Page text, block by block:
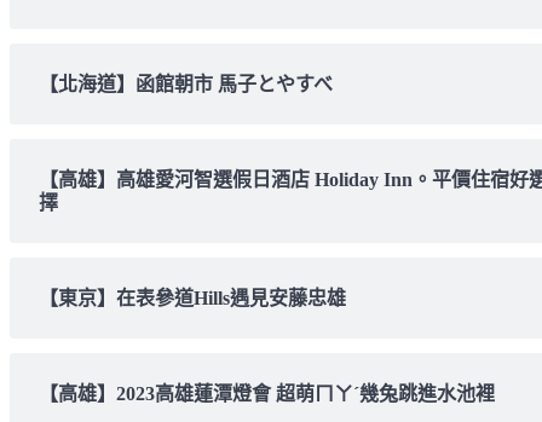
【北海道】函館朝市 馬子とやすべ
【高雄】高雄愛河智選假日酒店 Holiday Inn。平價住宿好
擇
【東京】在表參道Hills遇見安藤忠雄
【高雄】2023高雄蓮潭燈會 超萌ㄇㄚˊ幾兔跳進水池裡